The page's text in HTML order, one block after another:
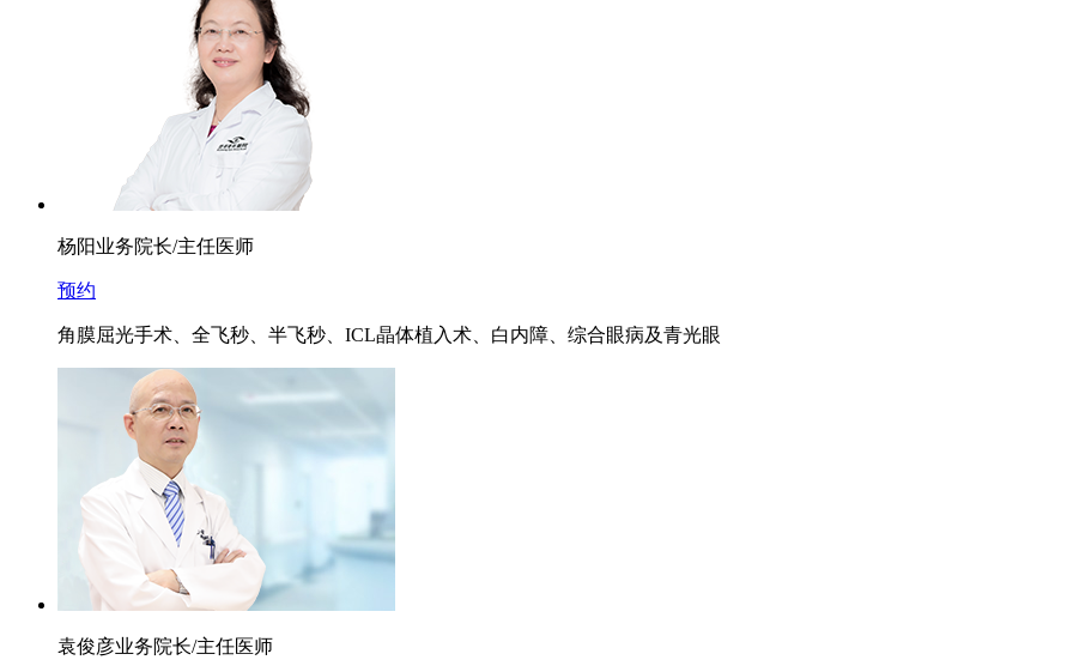
杨阳业务院长/主任医师
预约
角膜屈光手术、全飞秒、半飞秒、ICL晶体植入术、白内障、综合眼病及青光眼
袁俊彦业务院长/主任医师